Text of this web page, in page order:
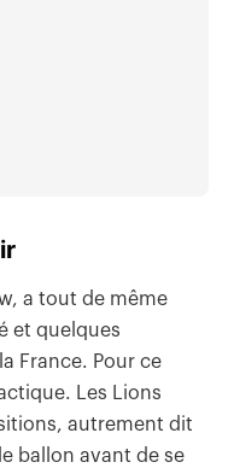
a tout de même
et quelques
France. Pour ce
Les Lions
autrement dit
ballon avant de se